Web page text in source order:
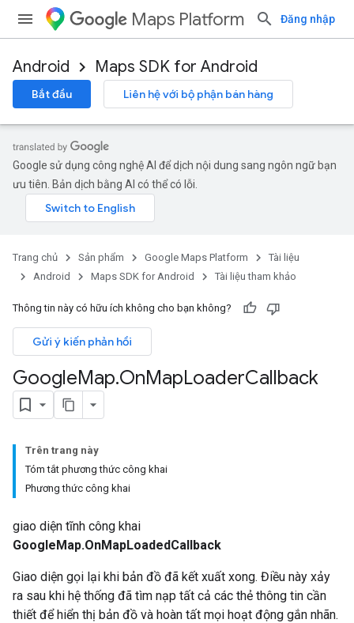
Maps Platform Đăng nhập
Android Maps SDK for Android
Bắt đầu Liên hệ với bộ phận bán hàng
Google sử dụng công nghệ AI để dịch nội dung sang ngôn ngữ bạn
ưu tiên. Bản dịch bằng AI có thể có lỗi.
Trang chủ Sản phẩm Google Maps Platform
Tài liệu
Android
Maps SDK for Android Tài liệu tham khảo
Thông tin này có hữu ích không cho bạn không?
Gửi ý kiến phản hồi
GoogleMap.OnMapLoaderCallback
Trên trang này
Tóm tắt phương thức công khai
Phương thức công khai
giao diện tĩnh công khai
GoogleMap.OnMapLoadedCallback
Giao diện gọi lại khi bản đồ đã kết xuất xong. Điều này xảy
ra sau khi hệ thống đã tìm nạp tất cả các thẻ thông tin cần
thiết để hiển thị bản đồ và hoàn tất mọi hoạt động gắn nhãn.